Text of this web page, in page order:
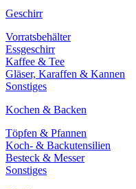
Geschirr
Vorratsbehälter
Essgeschirr
Kaffee & Tee
Gläser, Karaffen & Kannen
Sonstiges
Kochen & Backen
Töpfen & Pfannen
Koch- & Backutensilien
Besteck & Messer
Sonstiges